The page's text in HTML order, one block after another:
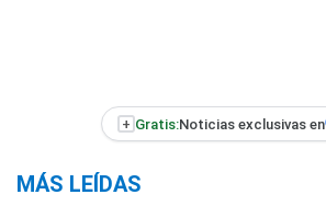
+ Gratis:Noticias exclusivas en
MÁS LEÍDAS